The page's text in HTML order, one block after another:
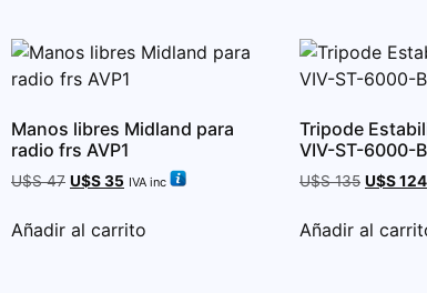
Manos libres Midland para
radio frs AVP1
U$S47 U$S35 IVA inc
Añadir al carrito
Tripode
VIV-ST-6000-
U$S135 U$S124
Añadir al